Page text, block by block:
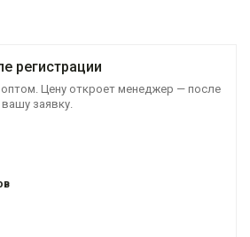
регистрации
Цену откроет менеджер — после
заявку.